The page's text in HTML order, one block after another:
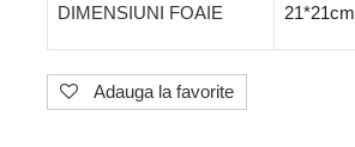
DIMENSIUNI FOAIE 21*21cm
Adauga la favorite